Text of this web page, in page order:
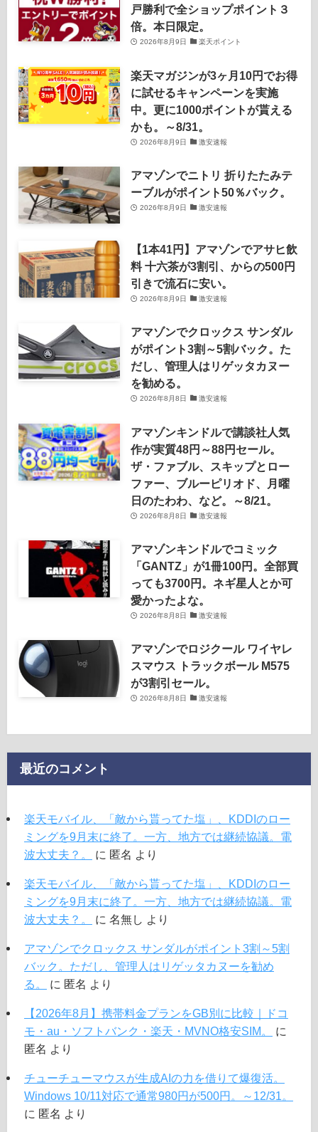
戸勝利で全ショップポイント３
倍。本日限定。
2026年8月9日 楽天ポイント
楽天マガジンが3ヶ月10円でお得
に試せるキャンペーンを実施
中。更に1000ポイントが貰える
かも。～8/31。
2026年8月9日 激安速報
アマゾンでニトリ 折りたたみテ
ーブルがポイント50％バック。
2026年8月9日 激安速報
【1本41円】アマゾンでアサヒ飲
料 十六茶が3割引、からの500円
引きで流石に安い。
2026年8月9日 激安速報
アマゾンでクロックス サンダル
がポイント3割～5割バック。た
だし、管理人はリゲッタカヌー
を勧める。
2026年8月8日 激安速報
アマゾンキンドルで講談社人気
作が実質48円～88円セール。
ザ・ファブル、スキップとロー
ファー、ブルーピリオド、月曜
日のたわわ、など。～8/21。
2026年8月8日 激安速報
アマゾンキンドルでコミック
「GANTZ」が1冊100円。全部買
っても3700円。ネギ星人とか可
愛かったよな。
2026年8月8日 激安速報
アマゾンでロジクール ワイヤレ
スマウス トラックボール M575
が3割引セール。
2026年8月8日 激安速報
最近のコメント
楽天モバイル、「敵から貰ってた塩」、KDDIのロー
ミングを9月末に終了。一方、地方では継続協議。電
波大丈夫？。
に 匿名 より
楽天モバイル、「敵から貰ってた塩」、KDDIのロー
ミングを9月末に終了。一方、地方では継続協議。電
波大丈夫？。
に 名無し より
アマゾンでクロックス サンダルがポイント3割～5割
バック。ただし、管理人はリゲッタカヌーを勧め
る。
に 匿名 より
【2026年8月】携帯料金プランをGB別に比較｜ドコ
モ・au・ソフトバンク・楽天・MVNO格安SIM。
に
匿名 より
チューチューマウスが生成AIの力を借りて爆復活。
Windows 10/11対応で通常980円が500円。～12/31。
に 匿名 より